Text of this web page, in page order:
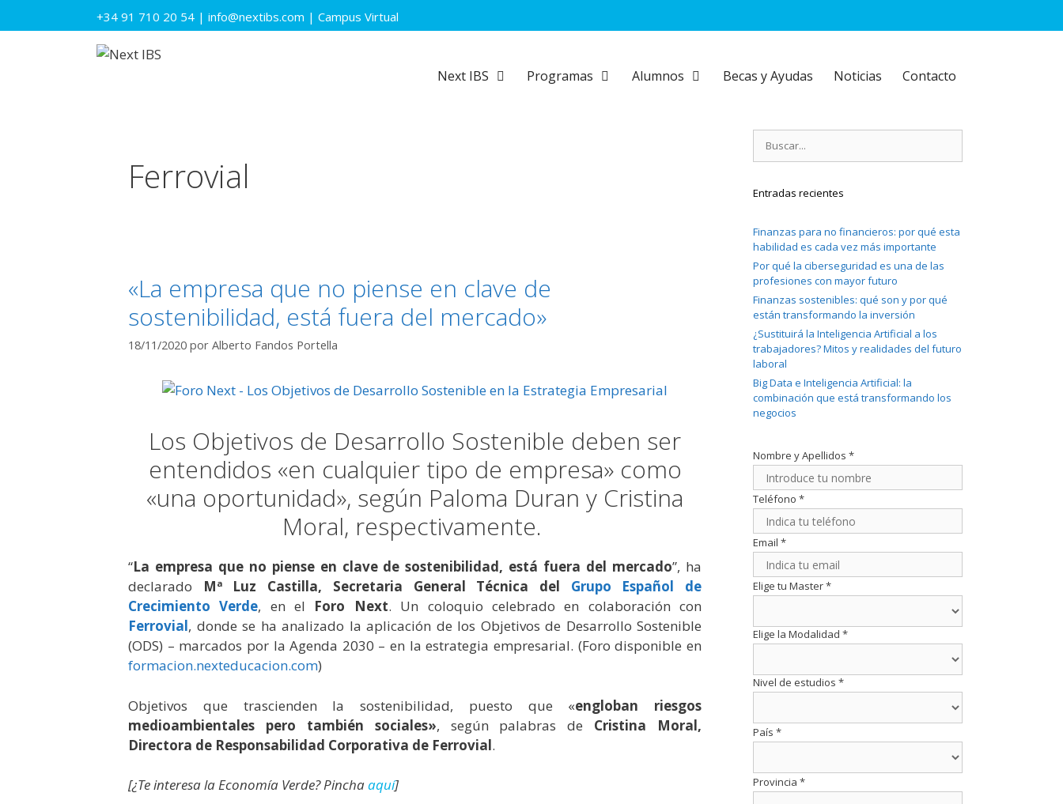
al
+34 91 710 20 54 | info@nextibs.com | Campus Virtual
Next IBS Programas Alumnos Becas y Ayudas Noticias Contacto
Ferrovial
«La empresa que no piense en clave de
sostenibilidad, está fuera del mercado»
18/11/2020 por Alberto Fandos Portella
Los Objetivos de Desarrollo Sostenible deben ser
entendidos «en cualquier tipo de empresa» como
«una oportunidad», según Paloma Duran y Cristina
Moral, respectivamente.
“La empresa que no piense en clave de sostenibilidad, está fuera del mercado”, ha
declarado Mª Luz Castilla, Secretaria General Técnica del Grupo Español de
Crecimiento Verde, en el Foro Next. Un coloquio celebrado en colaboración con
Ferrovial, donde se ha analizado la aplicación de los Objetivos de Desarrollo Sostenible
(ODS) – marcados por la Agenda 2030 – en la estrategia empresarial. (Foro disponible en
formacion.nexteducacion.com)
Objetivos que trascienden la sostenibilidad, puesto que «engloban riesgos
medioambientales pero también sociales», según palabras de Cristina Moral,
Directora de Responsabilidad Corporativa de Ferrovial.
[¿Te interesa la Economía Verde? Pinchaaquí]
Entradas recientes
Finanzas para no financieros: por qué esta
habilidad es cada vez más importante
Por qué la ciberseguridad es una de las
profesiones con mayor futuro
Finanzas sostenibles: qué son y por qué
están transformando la inversión
¿Sustituirá la Inteligencia Artificial a los
trabajadores? Mitos y realidades del futuro
laboral
Big Data e Inteligencia Artificial: la
combinación que está transformando los
negocios
Nombre y Apellidos *
Teléfono *
Email *
Elige tu Master*
Elige la Modalidad *
Nivel de estudios *
País *
Provincia *